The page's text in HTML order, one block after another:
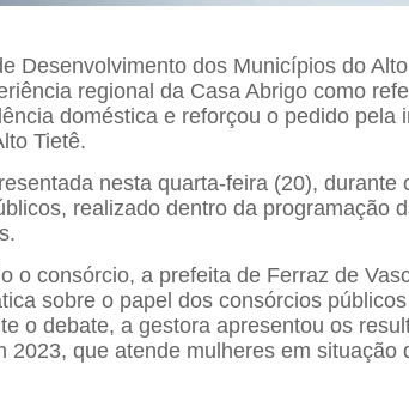
Desenvolvimento dos Municípios do
regional da Casa Abrigo como
doméstica e reforçou o pedido pela
Tietê.
nesta quarta-feira (20),
realizado dentro da programação
o consórcio, a prefeita de Ferraz de
sobre o papel dos consórcios
o debate, a gestora apresentou os
2023, que atende mulheres em